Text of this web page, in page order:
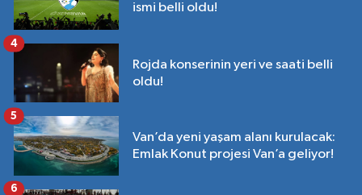
ismi belli oldu!
Rojda konserinin yeri ve saati belli
oldu!
4
Van’da yeni yaşam alanı kurulacak:
Emlak Konut projesi Van’a geliyor!
5
6